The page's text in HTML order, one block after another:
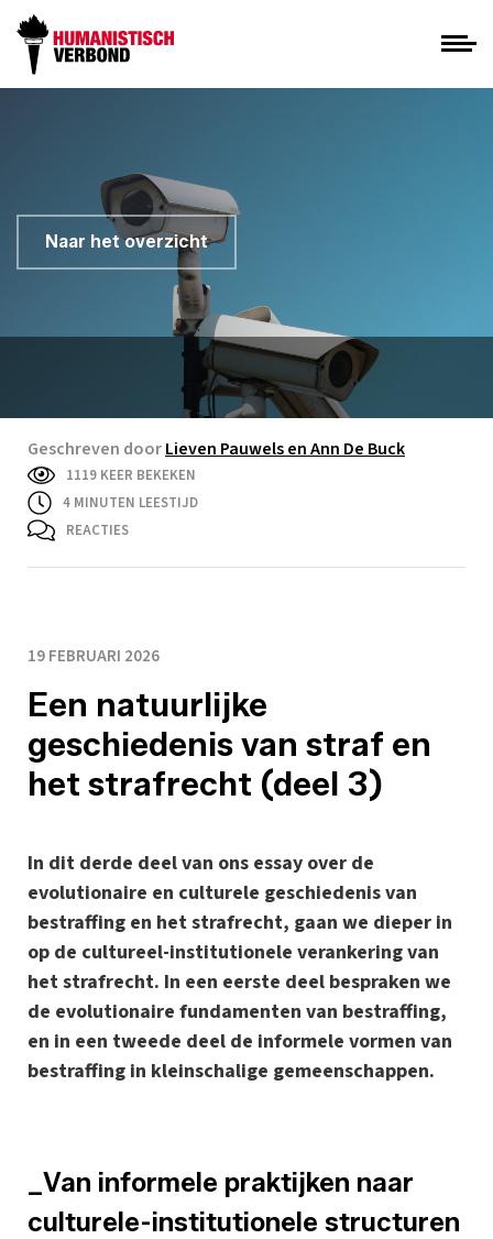
Naar het overzicht
Geschreven doorLieven Pauwels en Ann De Buck
1119 KEER BEKEKEN
4 MINUTEN LEESTIJD
REACTIES
19 FEBRUARI 2026
Een natuurlijke
geschiedenis van straf en
het strafrecht (deel 3)
In dit derde deel van ons essay over de
evolutionaire en culturele geschiedenis van
bestraffing en het strafrecht, gaan we dieper in
op de cultureel-institutionele verankering van
het strafrecht. In een eerste deel bespraken we
de evolutionaire fundamenten van bestraffing,
en in een tweede deel de informele vormen van
bestraffing in kleinschalige gemeenschappen.
_Van informele praktijken naar
culturele-institutionele structuren